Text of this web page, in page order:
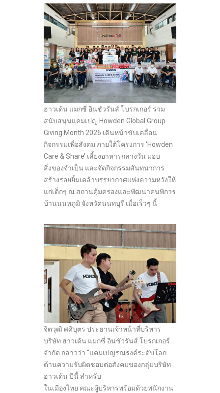
ฮาวเด้น แมกซี่ อินชัวรันส์ โบรกเกอร์ ร่วม
สนับสนุนแคมเปญ Howden Global Group
Giving Month 2026 เดินหน้าขับเคลื่อน
กิจกรรมเพื่อสังคม ภายใต้โครงการ ‘Howden
Care & Share’ เลี้ยงอาหารกลางวัน มอบ
สิ่งของจำเป็น และจัดกิจกรรมสันทนาการ
สร้างรอยยิ้มเคล้าบรรยากาศแห่งความหวังให้
แก่เด็กๆ ณ สถานคุ้มครองและพัฒนาคนพิการ
บ้านนนทภูมิ จังหวัดนนทบุรี เมื่อเร็วๆ นี้
จิตวุฒิ ศศิบุตร ประธานเจ้าหน้าที่บริหาร
บริษัท ฮาวเด้น แมกซี่ อินชัวรันส์ โบรกเกอร์
จำกัด กล่าวว่า “แคมเปญรณรงค์ระดับโลก
ด้านความรับผิดชอบต่อสังคมของกลุ่มบริษัท
ฮาวเด้น ปีนี้ สำหรับ
ในเมืองไทย คณะผู้บริหารพร้อมด้วยพนักงาน